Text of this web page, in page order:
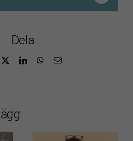
Dela
X LinkedInWhatsApp
E-
går inte att